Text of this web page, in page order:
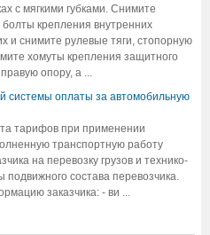
с мягкими губками. Снимите
крепления внутренних
и снимите рулевые тяги, стопорную
хомуты крепления защитного
опору, а ...
системы оплаты за автомобильную
тарифов при применении
транспортную работу
на перевозку грузов и технико-
подвижного состава перевозчика.
заказчика: - ви ...